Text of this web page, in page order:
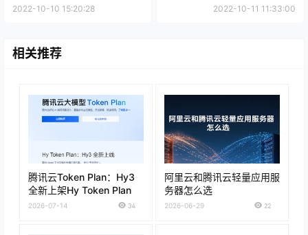
2022-10-10 15:20:28 2022-10-11 11:33:00
相关推荐
腾讯云Token Plan：Hy3
全新上架Hy Token Plan
2026-07-14 34
阿里云和腾讯云轻量应用服
务器怎么选
2026-06-29 22